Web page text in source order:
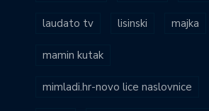
laudato tv lisinski majka
mamin kutak
mimladi.hr-novo lice naslovnice